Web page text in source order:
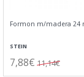
Formon m/madera 24
STEIN
7,88€ 11,14€